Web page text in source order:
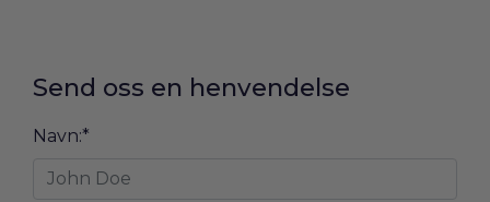
Send oss en henvendelse
Navn:*